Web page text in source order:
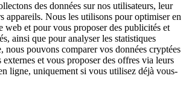
des données sur nos utilisateurs, leur
appareils. Nous les utilisons pour optimiser en
web et pour vous proposer des publicités et
ainsi que pour analyser les statistiques
nous pouvons comparer vos données cryptées
externes et vous proposer des offres via leurs
ligne, uniquement si vous utilisez déjà vous-